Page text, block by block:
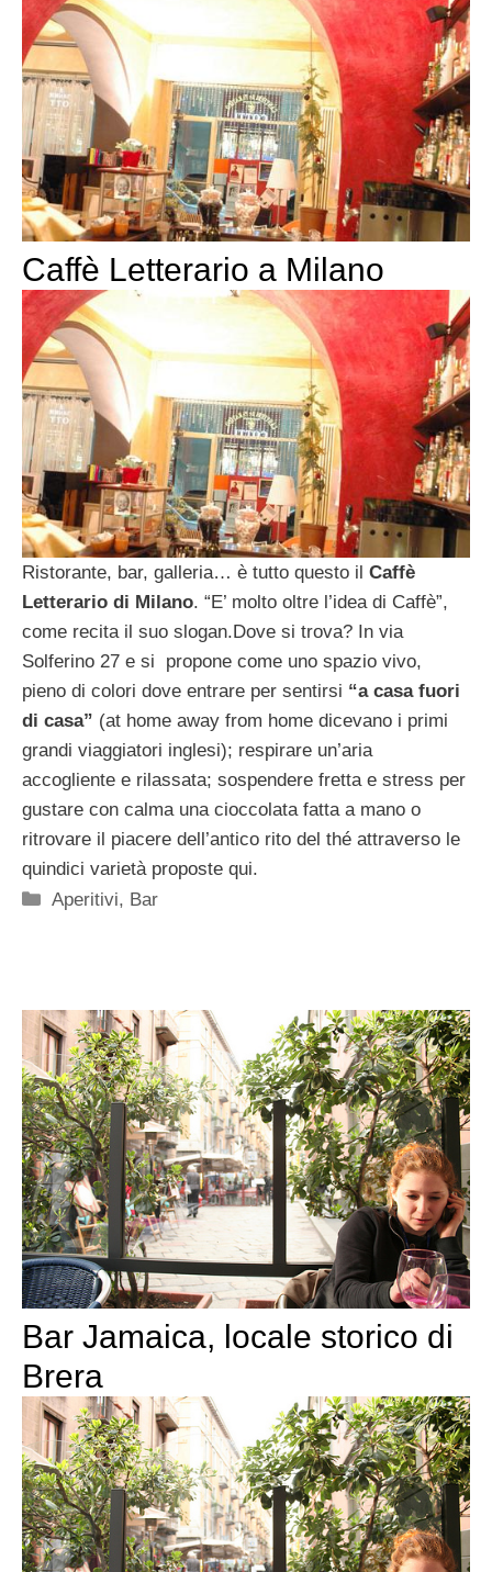
Caffè Letterario a Milano
Ristorante, bar, galleria… è tutto questo il Caffè
Letterario di Milano. “E’ molto oltre l’idea di Caffè”,
come recita il suo slogan.Dove si trova? In via
Solferino 27 e si propone come uno spazio vivo,
pieno di colori dove entrare per sentirsi “a casa fuori
di casa” (at home away from home dicevano i primi
grandi viaggiatori inglesi); respirare un’aria
accogliente e rilassata; sospendere fretta e stress per
gustare con calma una cioccolata fatta a mano o
ritrovare il piacere dell’antico rito del thé attraverso le
quindici varietà proposte qui.
Categorie
Aperitivi, Bar
Bar Jamaica, locale storico di
Brera